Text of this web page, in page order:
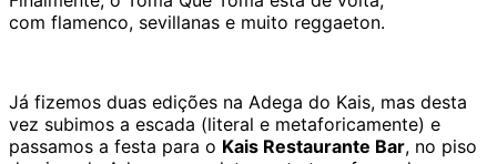
com flamenco, sevillanas e muito reggaeton.
Já fizemos duas edições na Adega do Kais, mas desta
vez subimos a escada (literal e metaforicamente) e
passamos a festa para o Kais Restaurante Bar, no piso